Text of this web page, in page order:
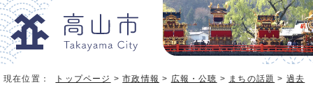
現在位置： トップページ >市政情報 > 広報・公聴 > まちの話題 > 過去